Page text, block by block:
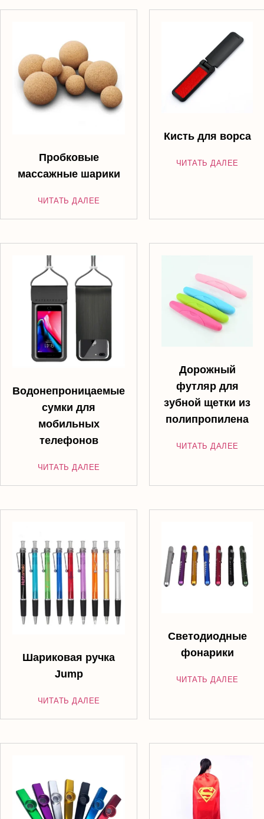
Пробковые
массажные шарики
ЧИТАТЬ ДАЛЕЕ
Кисть для ворса
ЧИТАТЬ ДАЛЕЕ
Водонепроницаемые
сумки для
мобильных
телефонов
ЧИТАТЬ ДАЛЕЕ
Дорожный
футляр для
зубной щетки из
полипропилена
ЧИТАТЬ ДАЛЕЕ
Шариковая ручка
Jump
ЧИТАТЬ ДАЛЕЕ
Светодиодные
фонарики
ЧИТАТЬ ДАЛЕЕ